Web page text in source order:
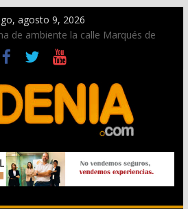
agosto 9, 2026
de ambiente la calle Marqués de
a la Capitanía Cristiana
un grave accidente en la N-332
para donar sangre en Cruz Roja
en la Segunda Entraeta Festera
de Dénia más de 50.000 imágenes
la ciudad